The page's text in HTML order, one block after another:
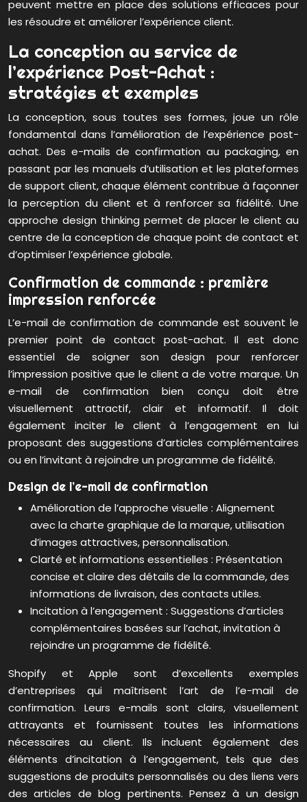
peuvent mettre en place des solutions efficaces pour
les résoudre et améliorer l’expérience client.
La conception au service de
l’expérience Post-Achat :
stratégies et exemples
La conception, sous toutes ses formes, joue un rôle
fondamental dans l’amélioration de l’expérience post-
achat. Des e-mails de confirmation au packaging, en
passant par les manuels d’utilisation et les plateformes
de support client, chaque élément contribue à façonner
la perception du client et à renforcer sa fidélité. Une
approche design thinking permet de placer le client au
centre de la conception de chaque point de contact et
d’optimiser l’expérience globale.
Confirmation de commande : première
impression renforcée
L’e-mail de confirmation de commande est souvent le
premier point de contact post-achat. Il est donc
essentiel de soigner son design pour renforcer
l’impression positive que le client a de votre marque. Un
e-mail de confirmation bien conçu doit être
visuellement attractif, clair et informatif. Il doit
également inciter le client à l’engagement en lui
proposant des suggestions d’articles complémentaires
ou en l’invitant à rejoindre un programme de fidélité.
Design de l’e-mail de confirmation
Amélioration de l’approche visuelle : Alignement
avec la charte graphique de la marque, utilisation
d’images attractives, personnalisation.
Clarté et informations essentielles : Présentation
concise et claire des détails de la commande, des
informations de livraison, des contacts utiles.
Incitation à l’engagement : Suggestions d’articles
complémentaires basées sur l’achat, invitation à
rejoindre un programme de fidélité.
Shopify et Apple sont d’excellents exemples
d’entreprises qui maîtrisent l’art de l’e-mail de
confirmation. Leurs e-mails sont clairs, visuellement
attrayants et fournissent toutes les informations
nécessaires au client. Ils incluent également des
éléments d’incitation à l’engagement, tels que des
suggestions de produits personnalisés ou des liens vers
des articles de blog pertinents. Pensez à un design